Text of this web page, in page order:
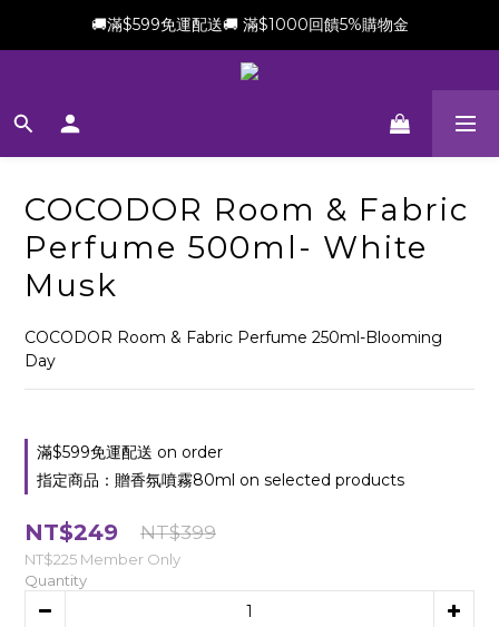
新會員加贈$100購物金(滿$699可折抵)
🚚滿$599免運配送🚚 滿$1000回饋5%購物金
新會員加贈$100購物金(滿$699可折抵)
COCODOR Room & Fabric
Perfume 500ml- White
Musk
COCODOR Room & Fabric Perfume 250ml-Blooming
Day
滿$599免運配送 on order
指定商品：贈香氛噴霧80ml on selected products
NT$249 NT$399
NT$225 Member Only
Quantity